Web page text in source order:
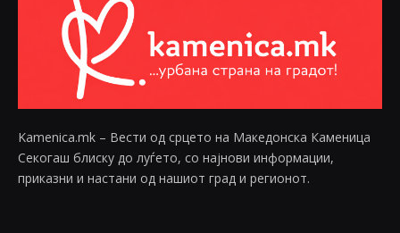
Kamenica.mk – Вести од срцето на Македонска Каменица
Секогаш блиску до луѓето, со најнови информации,
приказни и настани од нашиот град и регионот.